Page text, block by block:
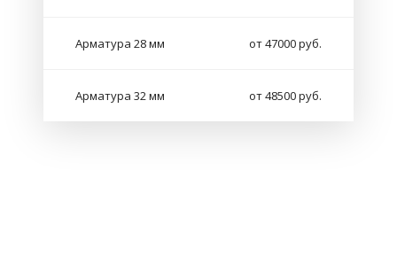
Арматура 28 мм от 47000 руб.
Арматура 32 мм от 48500 руб.